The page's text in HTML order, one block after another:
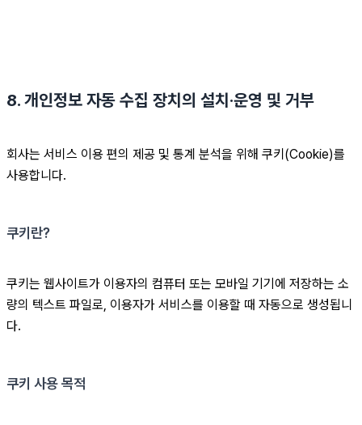
8. 개인정보 자동 수집 장치의 설치·운영 및 거부
회사는 서비스 이용 편의 제공 및 통계 분석을 위해 쿠키(Cookie)를
사용합니다.
쿠키란?
쿠키는 웹사이트가 이용자의 컴퓨터 또는 모바일 기기에 저장하는 소
량의 텍스트 파일로, 이용자가 서비스를 이용할 때 자동으로 생성됩니
다.
쿠키 사용 목적